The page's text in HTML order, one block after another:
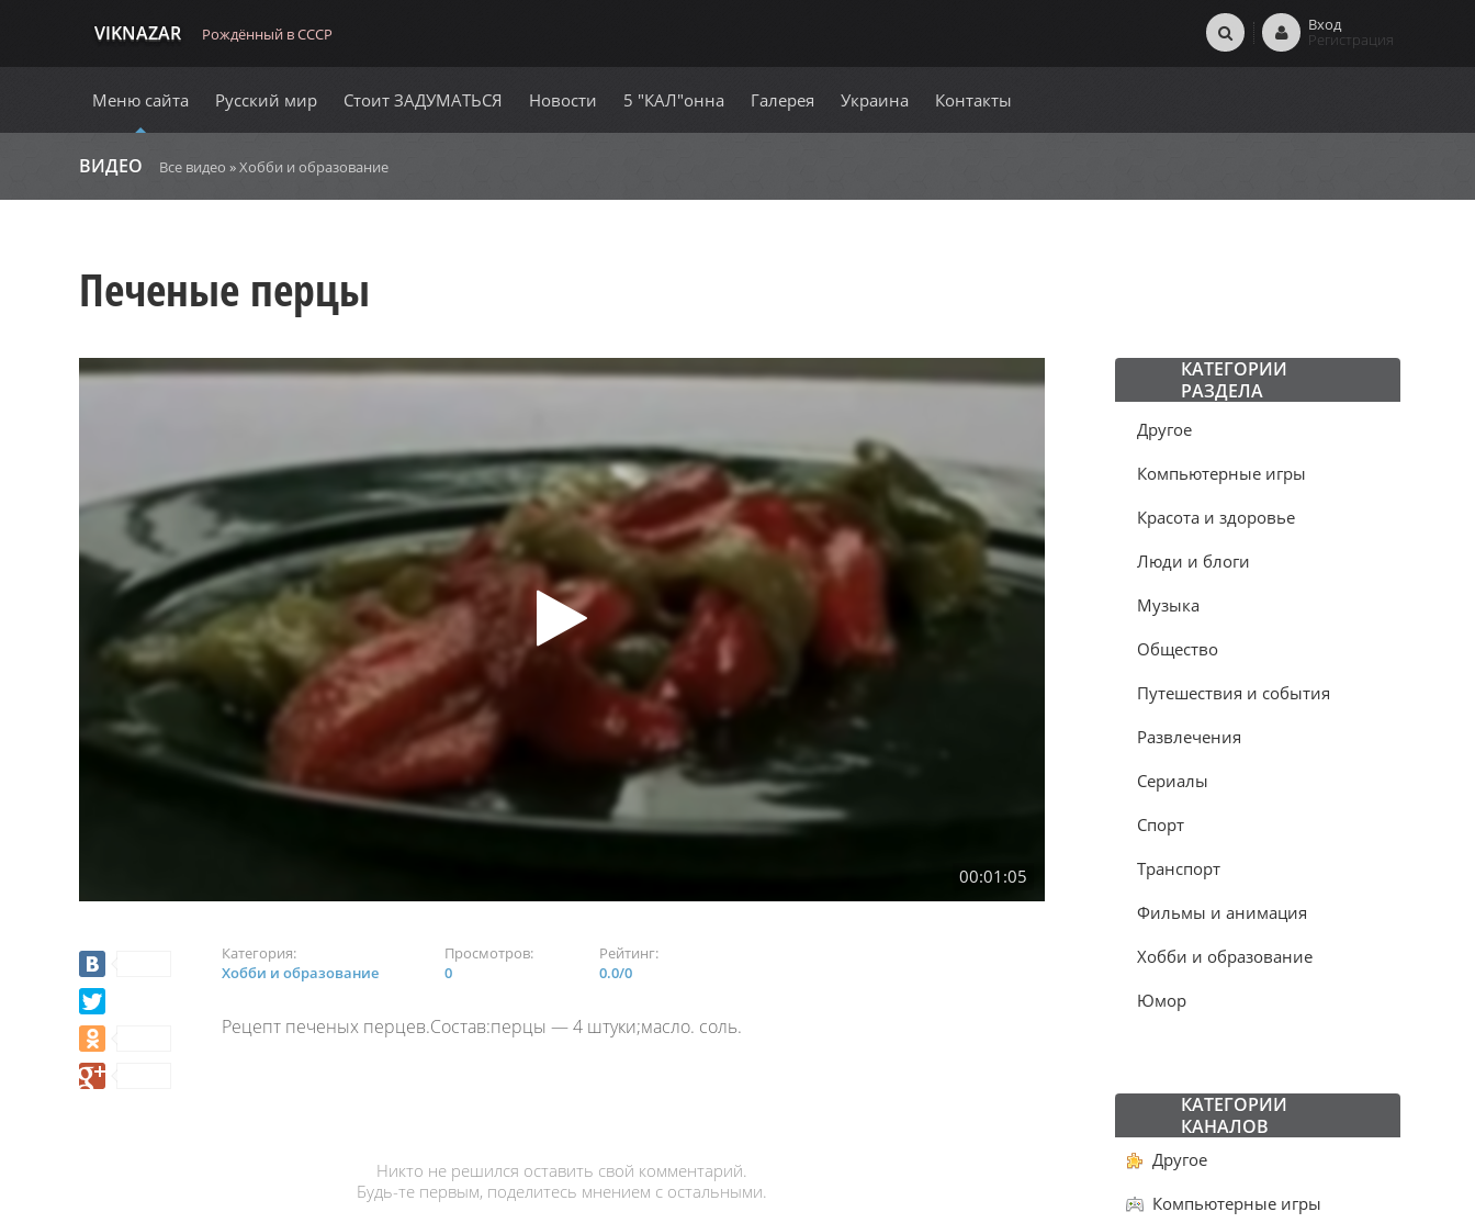
VIKNAZAR Рождённый в СССР Вход
Регистрация
Меню сайта Русский мир Стоит ЗАДУМАТЬСЯ Новости 5 "КАЛ"онна Галерея Украина Контакты
ВИДЕО Все видео »Хобби и образование
Печеные перцы
00:01:05
Категория:
Хобби и образование
Просмотров:
0
Рейтинг:
0.0/0
Рецепт печеных перцев.Состав:перцы — 4 штуки;масло. соль.
Никто не решился оставить свой комментарий.
Будь-те первым, поделитесь мнением с остальными.
КАТЕГОРИИ
РАЗДЕЛА
Другое
Компьютерные игры
Красота и здоровье
Люди и блоги
Музыка
Общество
Путешествия и события
Развлечения
Сериалы
Спорт
Транспорт
Фильмы и анимация
Хобби и образование
Юмор
КАТЕГОРИИ
КАНАЛОВ
Другое
Компьютерные игры